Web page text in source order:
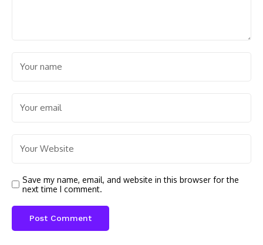
Save my name, email, and website in this browser for the
next time I comment.